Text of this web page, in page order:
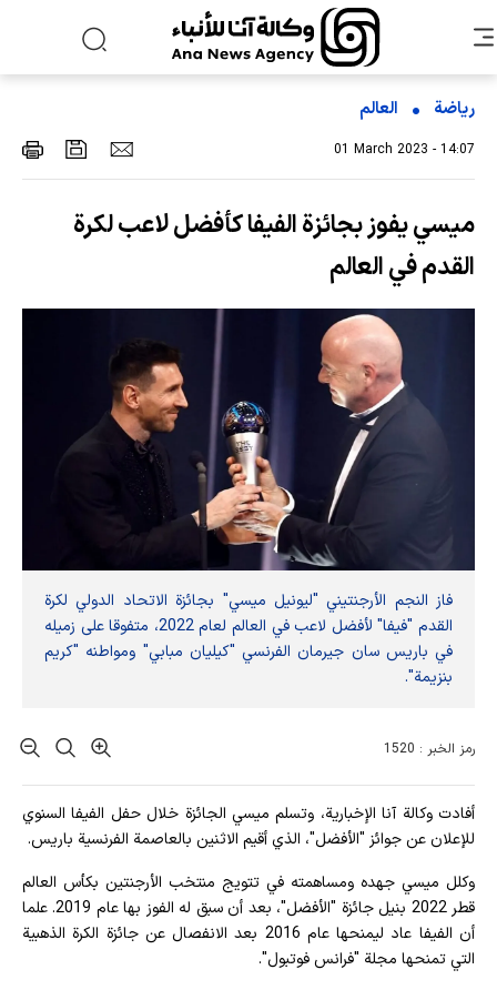
رياضة العالم
01 March 2023 - 14:07
ميسي يفوز بجائزة الفيفا كأفضل لاعب لكرة
القدم في العالم
فاز النجم الأرجنتيني "ليونيل ميسي" بجائزة الاتحاد الدولي لكرة
القدم "فيفا" لأفضل لاعب في العالم لعام 2022، متفوقا على زميله
في باريس سان جيرمان الفرنسي "كيليان مبابي" ومواطنه "كريم
بنزيمة".
رمز الخبر : 1520
أفادت وکالة آنا الإخباریة، وتسلم ميسي الجائزة خلال حفل الفيفا السنوي
للإعلان عن جوائز "الأفضل"، الذي أقيم الاثنين بالعاصمة الفرنسية باريس.
وكلل ميسي جهده ومساهمته في تتويج منتخب الأرجنتين بكأس العالم
قطر 2022 بنيل جائزة "الأفضل"، بعد أن سبق له الفوز بها عام 2019. علما
أن الفيفا عاد ليمنحها عام 2016 بعد الانفصال عن جائزة الكرة الذهبية
التي تمنحها مجلة "فرانس فوتبول".